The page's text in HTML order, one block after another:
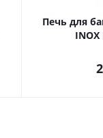
Печь для